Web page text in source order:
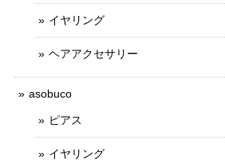
イヤリング
ヘアアクセサリー
asobuco
ピアス
イヤリング